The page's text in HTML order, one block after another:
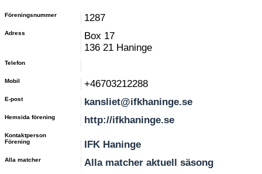
Föreningsnummer 1287
Adress
Box 17
136 21 Haninge
Telefon
Mobil +46703212288
E-post kansliet@ifkhaninge.se
Hemsida förening http://ifkhaninge.se
Kontaktperson
Förening
IFK Haninge
Alla matcher Alla matcher aktuell säsong